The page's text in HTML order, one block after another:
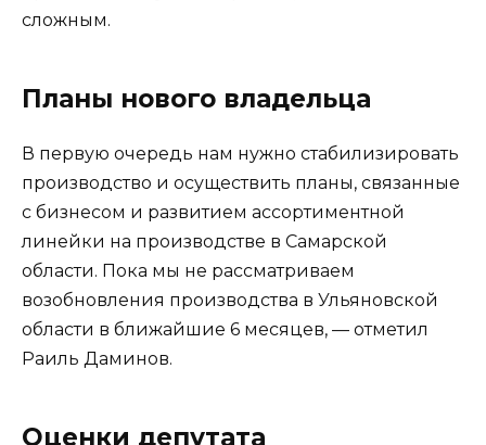
сложным.
Планы нового владельца
В первую очередь нам нужно стабилизировать
производство и осуществить планы, связанные
с бизнесом и развитием ассортиментной
линейки на производстве в Самарской
области. Пока мы не рассматриваем
возобновления производства в Ульяновской
области в ближайшие 6 месяцев, — отметил
Раиль Даминов.
Оценки депутата